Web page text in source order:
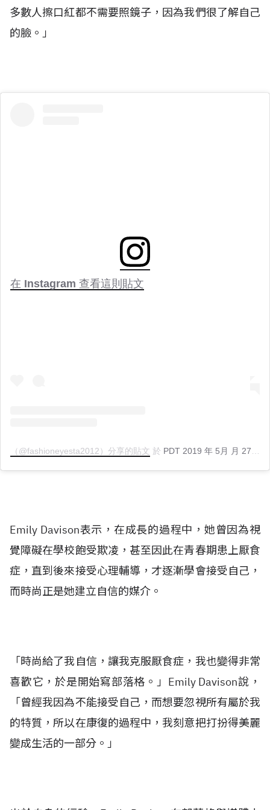
多數人擦口紅都不需要照鏡子，因為我們很了解自己
的臉。」
在 Instagram 查看這則貼文
（@fashioneyesta2012）分享的貼文 於 PDT 2019 年 5月 月 27 日 上午 5:22
Emily Davison表示，在成長的過程中，她曾因為視
覺障礙在學校飽受欺凌，甚至因此在青春期患上厭食
症，直到後來接受心理輔導，才逐漸學會接受自己，
而時尚正是她建立自信的媒介。
「時尚給了我自信，讓我克服厭食症，我也變得非常
喜歡它，於是開始寫部落格。」Emily Davison說，
「曾經我因為不能接受自己，而想要忽視所有屬於我
的特質，所以在康復的過程中，我刻意把打扮得美麗
變成生活的一部分。」